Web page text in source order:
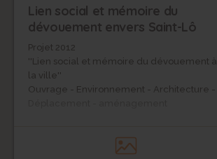
Lien social et mémoire du
dévouement envers Saint-Lô
Projet 2012
''Lien social et mémoire du dévouement à
la ville''
Ouvrage - Environnement - Architecture -
béton fut inaugurée pour répondre au